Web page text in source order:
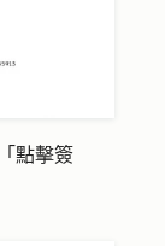
「點擊簽